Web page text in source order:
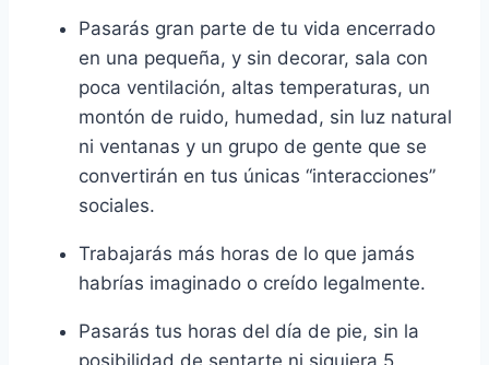
Pasarás gran parte de tu vida encerrado
en una pequeña, y sin decorar, sala con
poca ventilación, altas temperaturas, un
montón de ruido, humedad, sin luz natural
ni ventanas y un grupo de gente que se
convertirán en tus únicas “interacciones”
sociales.
Trabajarás más horas de lo que jamás
habrías imaginado o creído legalmente.
Pasarás tus horas del día de pie, sin la